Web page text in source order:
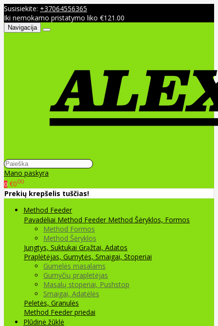
Susisiekite: +37064556365
Iki nemokamo pristatymo liko €121.00
Navigacija
Mano paskyra
0 €000
Prekių krepšelis tuščias!
Method Feeder
Pavadėliai Method Feeder Method Šėryklos, Formos
Method Formos
Method Šėryklos
Jungtys, Suktukai Grąžtai, Adatos
Praplėtėjas, Gumytės, Smaigai, Stoperiai
Gumelės masalams
Gumyčių prapletėjas
Masalų stoperiai, Pushstop
Smaigai, Adatėlės
Peletės, Granulės
Method Feeder priedai
Plūdinė žūklė